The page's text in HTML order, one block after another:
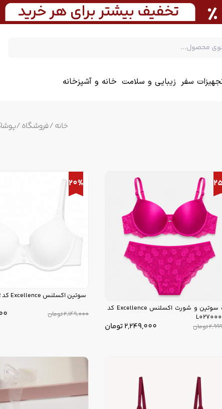
سفر زیبایی و سلامت خانه و آشپزخانه
خانه/فروشگاه/
ست سوتین و شورت اکسلنس Excellence کد
تومان 2,249,000تومان
20%
سوتین اکسلنس Excellence کد L0270004BR
2,149,000تومان